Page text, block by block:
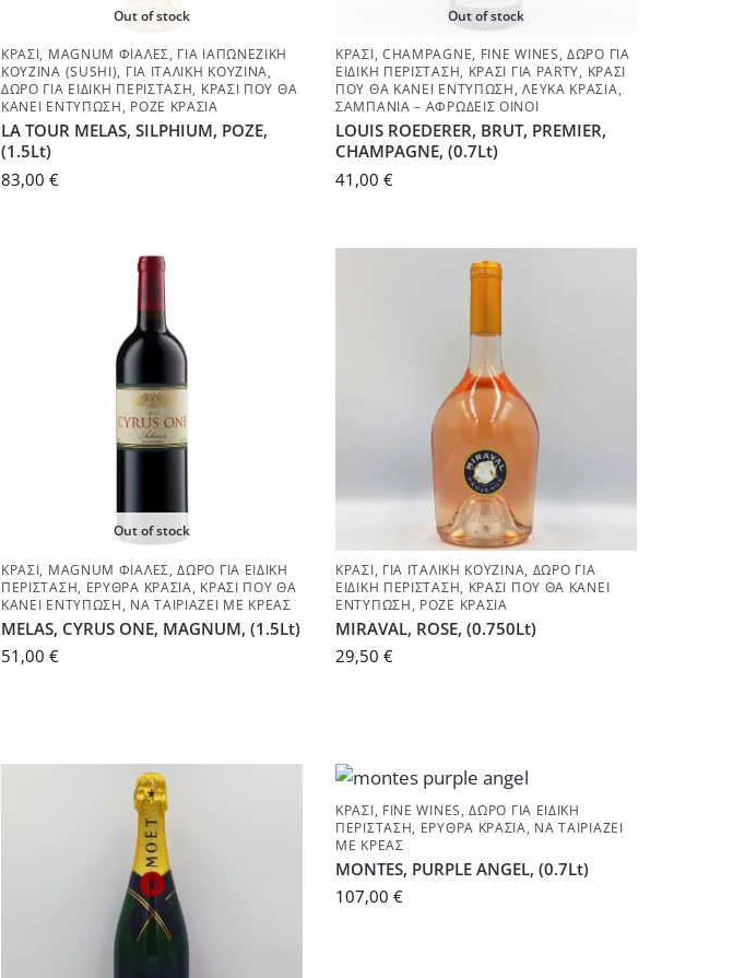
Out of stock
ΚΡΑΣΊ, MAGNUM ΦΙΆΛΕΣ, ΓΙΑ IΑΠΩΝΈΖΙΚΗ
ΚΟΥΖΊΝΑ (SUSHI), ΓΙΑ ΙΤΑΛΙΚΉ ΚΟΥΖΊΝΑ,
ΔΏΡΟ ΓΙΑ ΕΙΔΙΚΉ ΠΕΡΊΣΤΑΣΗ, ΚΡΑΣΊ ΠΟΥ ΘΑ
ΚΆΝΕΙ ΕΝΤΎΠΩΣΗ , ΡΟΖΈ ΚΡΑΣΙΆ
LA TOUR MELAS, SILPHIUM, ΡΟΖΕ,
(1.5Lt)
83,00 €
Out of stock
ΚΡΑΣΊ, CHAMPAGNE, FINE WINES ,ΔΏΡΟ ΓΙΑ
ΕΙΔΙΚΉ ΠΕΡΊΣΤΑΣΗ, ΚΡΑΣΊ ΓΙΑ PARTY, ΚΡΑΣΊ
ΠΟΥ ΘΑ ΚΆΝΕΙ ΕΝΤΎΠΩΣΗ ,ΛΕΥΚΆ ΚΡΑΣΙΆ,
ΣΑΜΠΆΝΙΑ – ΑΦΡΏΔΕΙΣ ΟΊΝΟΙ
LOUIS ROEDERER, BRUT, PREMIER,
CHAMPAGNE, (0.7Lt)
41,00€
Out of stock
ΚΡΑΣΊ MAGNUM ΦΙΆΛΕΣ ,ΔΏΡΟ ΓΙΑ ΕΙΔΙΚΉ
ΠΕΡΊΣΤΑΣΗ
ΕΡΥΘΡΆ ΚΡΑΣΙΆ
ΚΡΑΣΊ ΠΟΥ ΘΑ
ΚΆΝΕΙ ΕΝΤΎΠΩΣΗ
ΝΑ ΤΑΙΡΙΆΖΕΙ ΜΕ ΚΡΈΑΣ
MELAS, CYRUS ONE, MAGNUM, (1.5Lt)
51,00 €
ΚΡΑΣΊ ΓΙΑ ΙΤΑΛΙΚΉ ΚΟΥΖΊΝΑ ΔΏΡΟ ΓΙΑ
ΕΙΔΙΚΉ ΠΕΡΊΣΤΑΣΗ
ΚΡΑΣΊ ΠΟΥ ΘΑ ΚΆΝΕΙ
ΕΝΤΎΠΩΣΗ
ΡΟΖΈ ΚΡΑΣΙΆ
MIRAVAL, ROSE, (0.750Lt)
29,50€
ΚΡΑΣΊ FINE WINES ,ΔΏΡΟ ΓΙΑ ΕΙΔΙΚΉ
ΠΕΡΊΣΤΑΣΗ
ΕΡΥΘΡΆ ΚΡΑΣΙΆ
ΝΑ ΤΑΙΡΙΆΖΕΙ
ΜΕ ΚΡΈΑΣ
MONTES, PURPLE ANGEL, (0.7Lt)
107,00€